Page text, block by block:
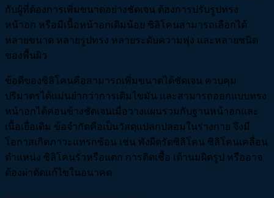
กับผู้ที่ต้องการเพิ่มขนาดอย่างชัดเจน ต้องการปรับรูปทรง
หน้าอก หรือมีเนื้อหน้าอกเดิมน้อย ซิลิโคนสามารถเลือกได้
หลายขนาด หลายรูปทรง หลายระดับความพุ่ง และหลายชนิด
ของพื้นผิว
ข้อดีของซิลิโคนคือสามารถเพิ่มขนาดได้ชัดเจน ควบคุม
ปริมาตรได้แม่นยำกว่าการเติมไขมัน และสามารถออกแบบทรง
หน้าอกได้ค่อนข้างชัดเจนเมื่อวางแผนร่วมกับฐานหน้าอกและ
เนื้อเยื่อเดิม ข้อจำกัดคือเป็นวัสดุแปลกปลอมในร่างกาย จึงมี
โอกาสเกิดภาวะแทรกซ้อน เช่น พังผืดรัดซิลิโคน ซิลิโคนเคลื่อน
ตำแหน่ง ซิลิโคนรั่วหรือแตก การติดเชื้อ เต้านมผิดรูป หรืออาจ
ต้องผ่าตัดแก้ไขในอนาคต